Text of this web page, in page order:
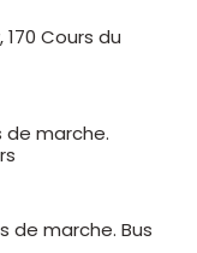
Cours du
de marche.
de marche. Bus